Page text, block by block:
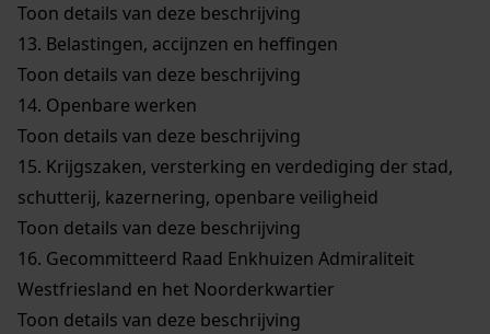
Toon details van deze beschrijving
13. Belastingen, accijnzen en heffingen
Toon details van deze beschrijving
14. Openbare werken
Toon details van deze beschrijving
15. Krijgszaken, versterking en verdediging der stad,
schutterij, kazernering, openbare veiligheid
Toon details van deze beschrijving
16. Gecommitteerd Raad Enkhuizen Admiraliteit
Westfriesland en het Noorderkwartier
Toon details van deze beschrijving